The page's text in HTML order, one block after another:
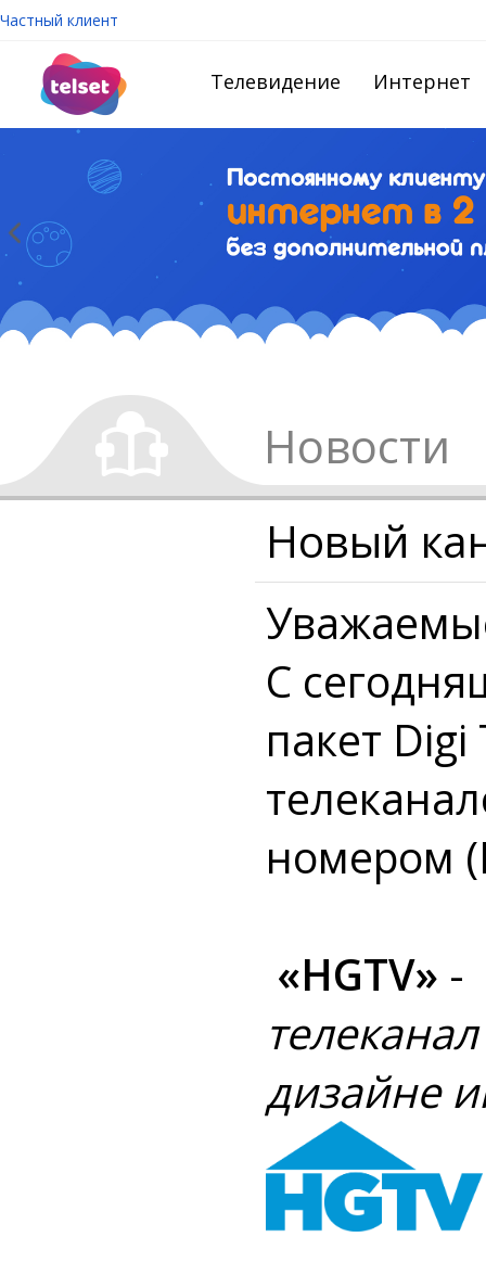
Частный клиент
Телевидение Интернет
Новости
Новый
С
пакет
номером
«HGTV» -
дизайне